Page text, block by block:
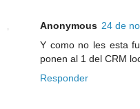
Anonymous 24 de
Y como no les esta
ponen al 1 del CRM
Responder